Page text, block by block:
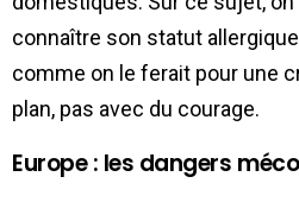
connaître son statut
comme on le ferait pour une
plan, pas avec du courage.
Europe : les dangers